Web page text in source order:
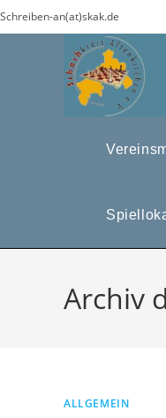
Zum
Inhalt
Schreiben-an(at)skak.de
Archiv
ALLGEMEIN